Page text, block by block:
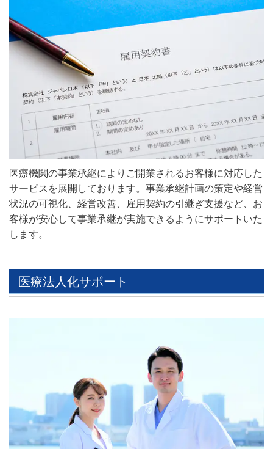
医療機関の事業承継によりご開業されるお客様に対応した
サービスを展開しております。事業承継計画の策定や経営
状況の可視化、経営改善、雇用契約の引継ぎ支援など、お
客様が安心して事業承継が実施できるようにサポートいた
します。
医療法人化サポート